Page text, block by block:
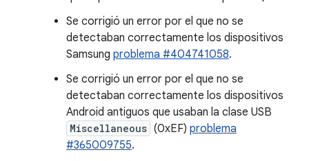
Se corrigió un error por el que no se
detectaban correctamente los dispositivos
Samsung problema #404741058.
Se corrigió un error por el que no se
detectaban correctamente los dispositivos
Android antiguos que usaban la clase USB
Miscellaneous (0xEF) problema
#365009755.